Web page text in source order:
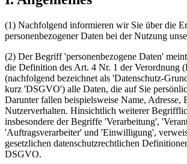
(1) Nachfolgend informieren wir Sie über die
personenbezogener Daten bei der Nutzung
(2) Der Begriff 'personenbezogene Daten'
die Definition des Art. 4 Nr. 1 der Verordnung
(nachfolgend bezeichnet als 'Datenschutz-
kurz 'DSGVO') alle Daten, die auf Sie
Darunter fallen beispielsweise Name, Adresse,
Nutzerverhalten. Hinsichtlich weiterer
insbesondere der Begriffe 'Verarbeitung',
'Auftragsverarbeiter' und 'Einwilligung',
gesetzlichen datenschutzrechtlichen
DSGVO.